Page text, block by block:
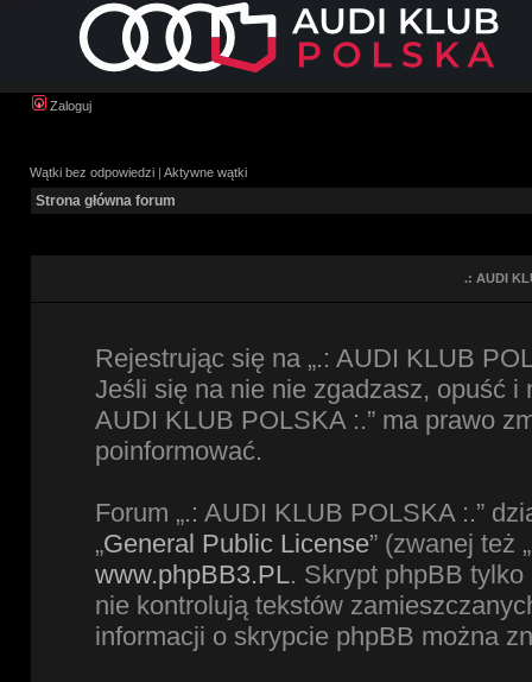
Zaloguj
Wątki bez odpowiedzi | Aktywne wątki
Strona główna forum
.: AUDI
Rejestrując się na „.: AUDI KLUB
Jeśli się na nie nie zgadzasz, opuść i
AUDI KLUB POLSKA :.” ma prawo
poinformować.
Forum „.: AUDI KLUB POLSKA :.”
„General Public License” (zwanej też
www.phpBB3.PL. Skrypt phpBB tylko
nie kontrolują tekstów
informacji o skrypcie phpBB można